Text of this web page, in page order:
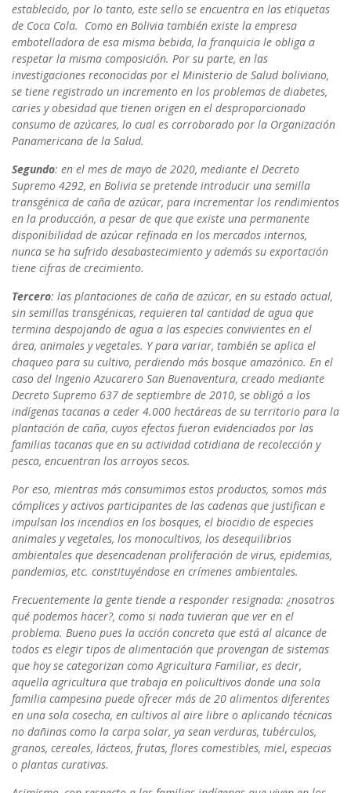
establecido, por lo tanto, este sello se encuentra en las etiquetas
de Coca Cola. Como en Bolivia también existe la empresa
embotelladora de esa misma bebida, la franquicia le obliga a
respetar la misma composición. Por su parte, en las
investigaciones reconocidas por el Ministerio de Salud boliviano,
se tiene registrado un incremento en los problemas de diabetes,
caries y obesidad que tienen origen en el desproporcionado
consumo de azúcares, lo cual es corroborado por la Organización
Panamericana de la Salud.
Segundo: en el mes de mayo de 2020, mediante el Decreto
Supremo 4292, en Bolivia se pretende introducir una semilla
transgénica de caña de azúcar, para incrementar los rendimientos
en la producción, a pesar de que que existe una permanente
disponibilidad de azúcar refinada en los mercados internos,
nunca se ha sufrido desabastecimiento y además su exportación
tiene cifras de crecimiento.
Tercero: las plantaciones de caña de azúcar, en su estado actual,
sin semillas transgénicas, requieren tal cantidad de agua que
termina despojando de agua a las especies convivientes en el
área, animales y vegetales. Y para variar, también se aplica el
chaqueo para su cultivo, perdiendo más bosque amazónico. En el
caso del Ingenio Azucarero San Buenaventura, creado mediante
Decreto Supremo 637 de septiembre de 2010, se obligó a los
indígenas tacanas a ceder 4.000 hectáreas de su territorio para la
plantación de caña, cuyos efectos fueron evidenciados por las
familias tacanas que en su actividad cotidiana de recolección y
pesca, encuentran los arroyos secos.
Por eso, mientras más consumimos estos productos, somos más
cómplices y activos participantes de las cadenas que justifican e
impulsan los incendios en los bosques, el biocidio de especies
animales y vegetales, los monocultivos, los desequilibrios
ambientales que desencadenan proliferación de virus, epidemias,
pandemias, etc. constituyéndose en crímenes ambientales.
Frecuentemente la gente tiende a responder resignada: ¿nosotros
qué podemos hacer?, como si nada tuvieran que ver en el
problema. Bueno pues la acción concreta que está al alcance de
todos es elegir tipos de alimentación que provengan de sistemas
que hoy se categorizan como Agricultura Familiar, es decir,
aquella agricultura que trabaja en policultivos donde una sola
familia campesina puede ofrecer más de 20 alimentos diferentes
en una sola cosecha, en cultivos al aire libre o aplicando técnicas
no dañinas como la carpa solar, ya sean verduras, tubérculos,
granos, cereales, lácteos, frutas, flores comestibles, miel, especias
o plantas curativas.